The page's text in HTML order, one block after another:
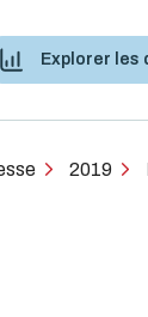
Explorer les
2019